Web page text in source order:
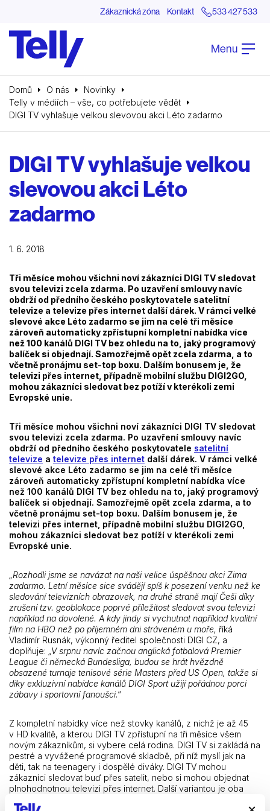
Zákaznická zóna Kontakt 533 427 533
Menu
Domů O nás
Novinky
Telly v médiích – vše, co potřebujete vědět
DIGI TV vyhlašuje velkou slevovou akci Léto zadarmo
DIGI TV vyhlašuje velkou
slevovou akci Léto
zadarmo
1. 6. 2018
Tři měsíce mohou všichni noví zákazníci DIGI TV sledovat
svou televizi zcela zdarma. Po uzavření smlouvy navíc
obdrží od předního českého poskytovatele satelitní
televize a televize přes internet další dárek. V rámci velké
slevové akce Léto zadarmo se jim na celé tři měsíce
zároveň automaticky zpřístupní kompletní nabídka více
než 100 kanálů DIGI TV bez ohledu na to, jaký programový
balíček si objednají. Samozřejmě opět zcela zdarma, a to
včetně pronájmu set-top boxu. Dalším bonusem je, že
televizi přes internet, případně mobilní službu DIGI2GO,
mohou zákazníci sledovat bez potíží v kterékoli zemi
Evropské unie.
Tři měsíce mohou všichni noví zákazníci DIGI TV sledovat
svou televizi zcela zdarma. Po uzavření smlouvy navíc
obdrží od předního českého poskytovatele satelitní
televize a televize přes internet další dárek. V rámci velké
slevové akce Léto zadarmo se jim na celé tři měsíce
zároveň automaticky zpřístupní kompletní nabídka více
než 100 kanálů DIGI TV bez ohledu na to, jaký programový
balíček si objednají. Samozřejmě opět zcela zdarma, a to
včetně pronájmu set-top boxu. Dalším bonusem je, že
televizi přes internet, případně mobilní službu DIGI2GO,
mohou zákazníci sledovat bez potíží v kterékoli zemi
Evropské unie.
„Rozhodli jsme se navázat na naši velice úspěšnou akci Zima
zadarmo. Letní měsíce sice svádějí spíš k posezení venku než ke
sledování televizních obrazovek, na druhé straně mají Češi díky
zrušení tzv. geoblokace poprvé příležitost sledovat svou televizi
například na dovolené. A kdy jindy si vychutnat například kvalitní
film na HBO než po příjemném dni stráveném u moře, říká
Vladimír Rusnák, výkonný ředitel společnosti DIGI CZ, a
doplňuje: „V srpnu navíc začnou anglická fotbalová Premier
League či německá Bundesliga, budou se hrát hvězdně
obsazené turnaje tenisové série Masters před US Open, takže si
díky exkluzivní nabídce kanálů DIGI Sport užijí pořádnou porci
zábavy i sportovní fanoušci.“
Z kompletní nabídky více než stovky kanálů, z nichž je až 45
v HD kvalitě, a kterou DIGI TV zpřístupní na tři měsíce všem
novým zákazníkům, si vybere celá rodina. DIGI TV si zakládá na
pestré a vyvážené programové skladbě, při níž myslí jak na
děti, tak na teenagery i dospělé diváky. DIGI TV mohou
zákazníci sledovat buď přes satelit, nebo si mohou objednat
plnohodnotnou televizi přes internet. Další variantou je oba